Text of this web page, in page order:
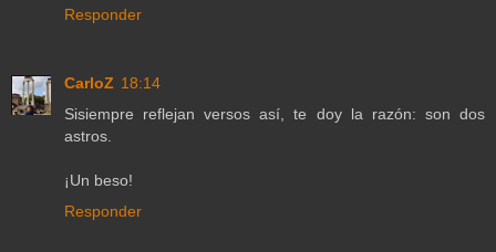
Responder
CarloZ 18:14
Sisiempre reflejan versos así, te doy la razón: son dos
astros.
¡Un beso!
Responder